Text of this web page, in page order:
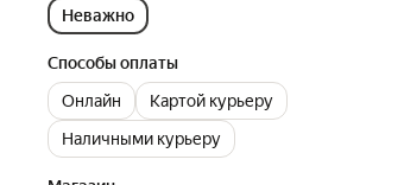
Неважно
Способы оплаты
Онлайн
Картой курьеру
Наличными курьеру